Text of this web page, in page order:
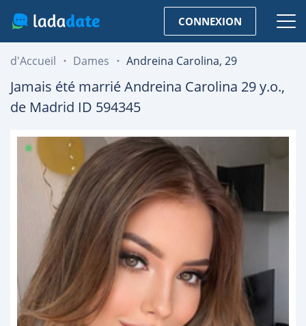
CONNEXION
d'Accueil Dames Andreina Carolina, 29
Jamais été marriéAndreina Carolina 29y.o.,
de Madrid ID 594345